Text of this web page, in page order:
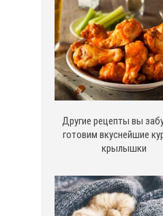
Другие рецепты вы
готовим вкуснейшие
крылышки